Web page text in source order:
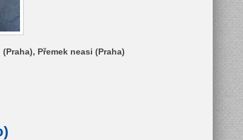
Přemek neasi (Praha)